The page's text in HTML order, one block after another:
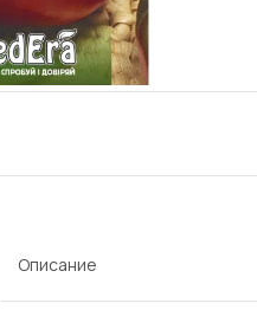
Описание